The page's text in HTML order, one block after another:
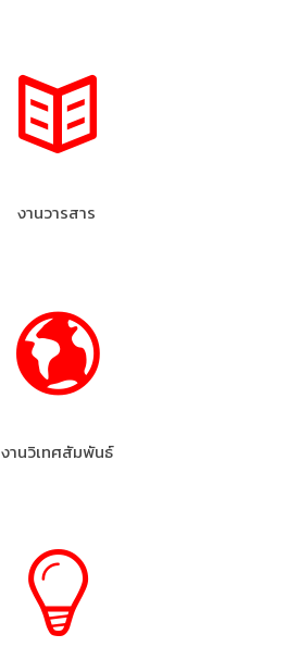
งานวารสาร
งานวิเทศสัมพันธ์